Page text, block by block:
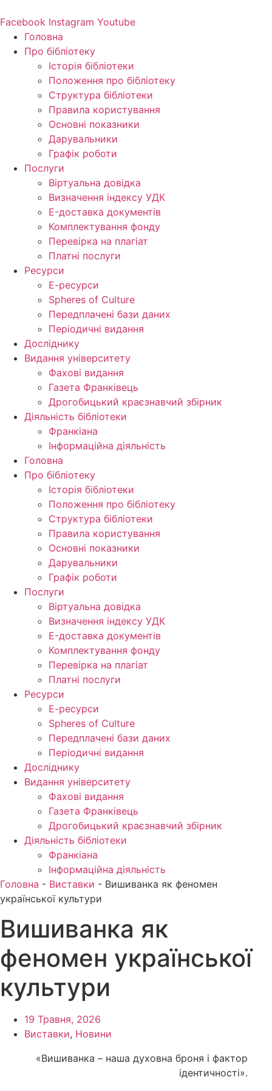
до
вмісту
Facebook Instagram Youtube
Головна
Про бібліотеку
Історія бібліотеки
Положення про бібліотеку
Структура бібліотеки
Правила користування
Основні показники
Дарувальники
Графік роботи
Послуги
Віртуальна довідка
Визначення індексу УДК
E-доставка документів
Комплектування фонду
Перевірка на плагіат
Платні послуги
Ресурси
Е-ресурси
Spheres of Culture
Передплачені бази даних
Періодичні видання
Досліднику
Видання університету
Фахові видання
Газета Франківець
Дрогобицький краєзнавчий збірник
Діяльність бібліотеки
Франкіана
Інформаційна діяльність
Головна
Про бібліотеку
Історія бібліотеки
Положення про бібліотеку
Структура бібліотеки
Правила користування
Основні показники
Дарувальники
Графік роботи
Послуги
Віртуальна довідка
Визначення індексу УДК
E-доставка документів
Комплектування фонду
Перевірка на плагіат
Платні послуги
Ресурси
Е-ресурси
Spheres of Culture
Передплачені бази даних
Періодичні видання
Досліднику
Видання університету
Фахові видання
Газета Франківець
Дрогобицький краєзнавчий збірник
Діяльність бібліотеки
Франкіана
Інформаційна діяльність
Головна - Виставки - Вишиванка як феномен
української культури
Вишиванка як
феномен української
культури
19 Травня, 2026
Виставки, Новини
«Вишиванка – наша духовна броня і фактор
ідентичності».